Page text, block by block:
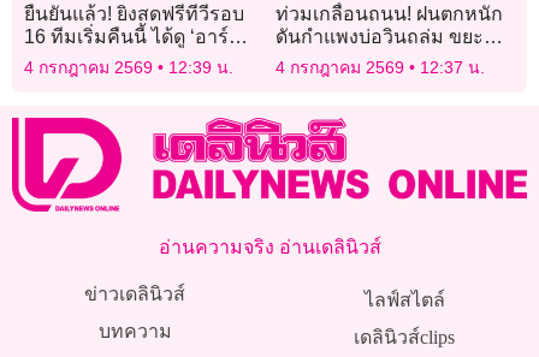
ยืนยันแล้ว! ยิงสดฟรีทีวีรอบ
16 ทีมเริ่มคืนนี้ ได้ดู ‘อาร์
เจน-อียิปต์’ แต่อด ‘แซมบ้า,
อังกฤษ, กระทิง’
4 กรกฎาคม 2569 12:39 น.
ท่วมเกลื่อนถนน! ฝนตกหนัก
ดันกำแพงบ่อวินถล่ม ขยะ
รีไซเคิลโรงงานไหลทะลัก
เข้าหมู่บ้าน
4 กรกฎาคม 2569 12:37 น.
อ่านความจริง อ่านเดลินิวส์
ข่าวเดลินิวส์
บทความ
ไลฟ์สไตล์
เดลินิวส์clips